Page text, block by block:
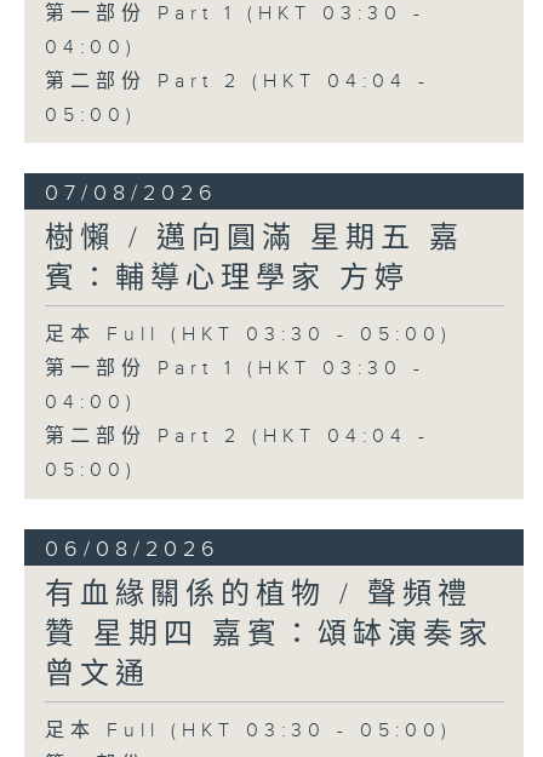
第一部份 Part 1 (HKT 03:30 -
04:00)
第二部份 Part 2 (HKT 04:04 -
05:00)
07/08/2026
樹懶 / 邁向圓滿 星期五 嘉
賓：輔導心理學家 方婷
足本 Full (HKT 03:30 - 05:00)
第一部份 Part 1 (HKT 03:30 -
04:00)
第二部份 Part 2 (HKT 04:04 -
05:00)
06/08/2026
有血緣關係的植物 / 聲頻禮
贊 星期四 嘉賓：頌缽演奏家
曾文通
足本 Full (HKT 03:30 - 05:00)